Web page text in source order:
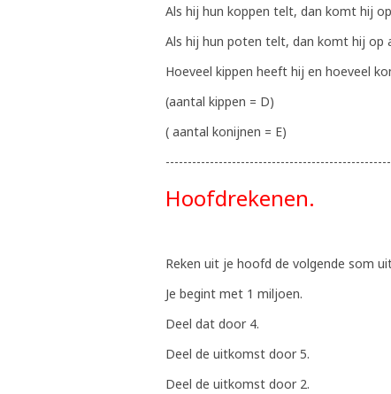
Als hij hun koppen telt, dan komt hij
Als hij hun poten telt, dan komt hij op
Hoeveel kippen heeft hij en hoeveel
(aantal kippen = D)
( aantal konijnen = E)
Hoofdrekenen.
Reken uit je hoofd de volgende som
Je begint met 1 miljoen.
Deel dat door 4.
Deel de uitkomst door 5.
Deel de uitkomst door 2.